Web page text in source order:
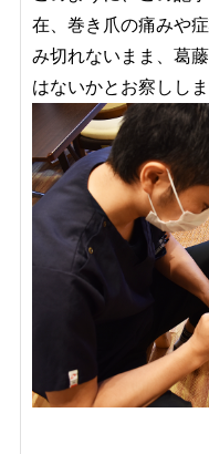
在、巻き爪の痛みや
み切れないまま、葛
はないかとお察ししま